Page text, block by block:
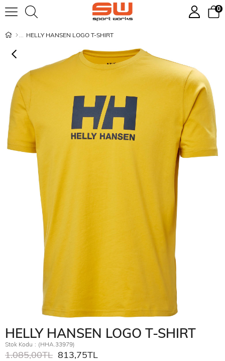
0
HELLY HANSEN LOGO T-SHIRT
HELLY HANSEN LOGO T-SHIRT
Stok Kodu (HHA.33979)
1.085,00TL 813,75TL